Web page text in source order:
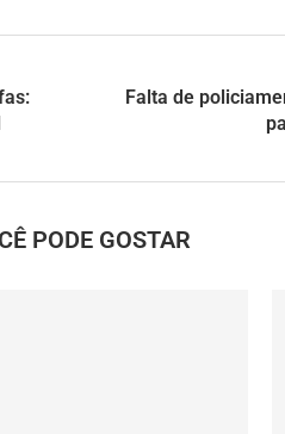
Falta de
PODE GOSTAR